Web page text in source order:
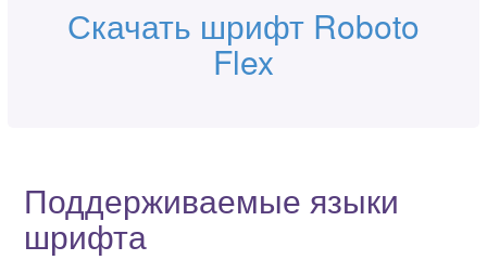
Скачать шрифт Roboto
Flex
Поддерживаемые языки
шрифта